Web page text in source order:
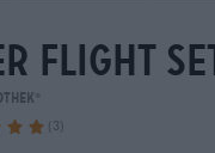
flight
(3)